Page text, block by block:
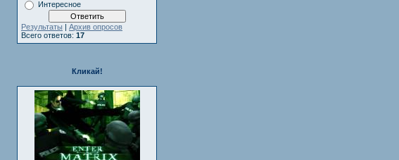
Интересное
Результаты | Архив опросов
Всего ответов: 17
Кликай!